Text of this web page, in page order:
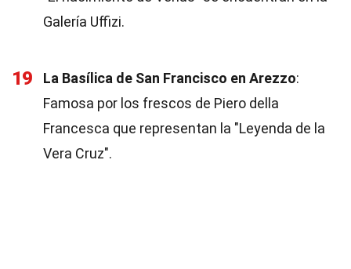
Galería Uffizi.
19 La Basílica de San Francisco en Arezzo:
Famosa por los frescos de Piero della
Francesca que representan la "Leyenda de la
Vera Cruz".